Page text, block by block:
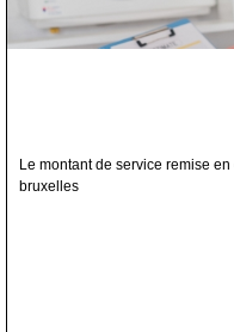
Le montant de service remise
bruxelles